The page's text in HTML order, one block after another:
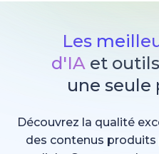
Les
d'IA et
une
Découvrez la qualité
des contenus